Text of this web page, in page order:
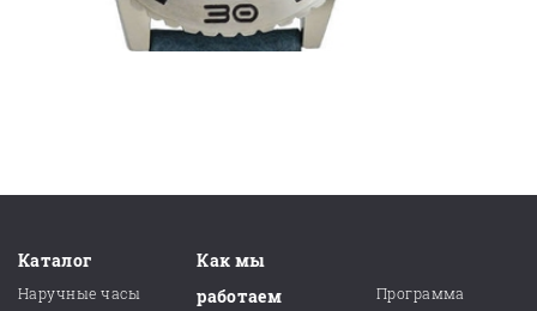
Каталог
Наручные часы
Как мы
работаем
Программа